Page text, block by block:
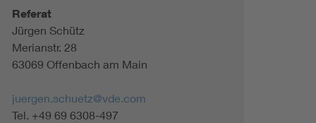
Referat
Jürgen Schütz
Merianstr. 28
63069 Offenbach am Main
juergen.schuetz@vde.com
Tel. +49 69 6308-497